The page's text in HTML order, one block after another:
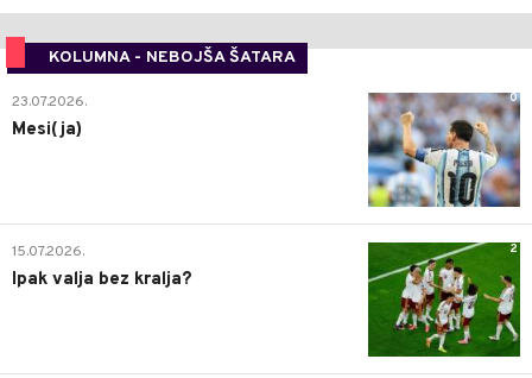
KOLUMNA - NEBOJŠA ŠATARA
0
23.07.2026.
Mesi(ja)
2
15.07.2026.
Ipak valja bez kralja?